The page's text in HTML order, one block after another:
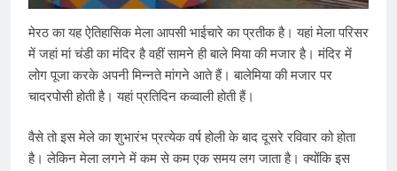
मेरठ का यह ऐतिहासिक मेला आपसी भाईचारे का प्रतीक है। यहां मेला परिसर
में जहां मां चंडी का मंदिर है वहीं सामने ही बाले मिया की मजार है। मंदिर में
लोग पूजा करके अपनी मिन्नते मांगने आते हैं। बालेमिया की मजार पर
चादरपोसी होती है। यहां प्रतिदिन कव्वाली होती हैं।
वैसे तो इस मेले का शुभारंभ प्रत्येक वर्ष होली के बाद दूसरे रविवार को होता
है। लेकिन मेला लगने में कम से कम एक समय लग जाता है। क्योंकि इस